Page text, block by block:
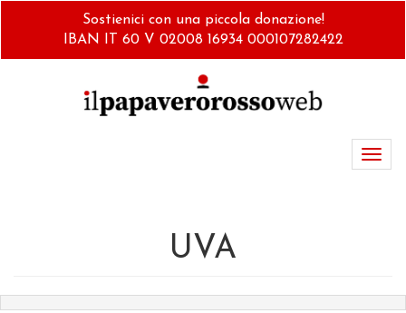
Sostienici con una piccola donazione!
IBAN IT 60 V 02008 16934 000107282422
UVA